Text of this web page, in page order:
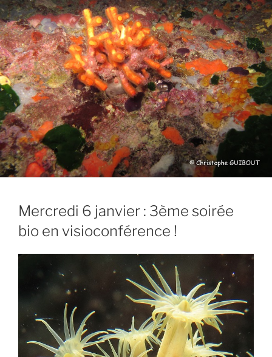
Mercredi 6 janvier : 3ème soirée
bio en visioconférence !